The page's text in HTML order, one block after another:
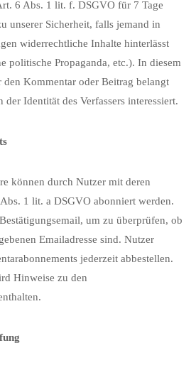
6 Abs. 1 lit. f. DSGVO für 7 Tage
unserer Sicherheit, falls jemand in
widerrechtliche Inhalte hinterlässt
politische Propaganda, etc.). In diesem
Kommentar oder Beitrag belangt
Identität des Verfassers interessiert.
können durch Nutzer mit deren
1 lit. a DSGVO abonniert werden.
um zu überprüfen, ob
Emailadresse sind. Nutzer
jederzeit abbestellen.
Hinweise zu den